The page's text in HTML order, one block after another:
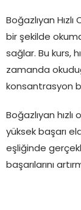
Boğazlıyan
bir şekilde
sağlar. Bu kurs,
zamanda
konsantrasyon
Boğazlıyan
yüksek başarı
eşliğinde
başarılarını